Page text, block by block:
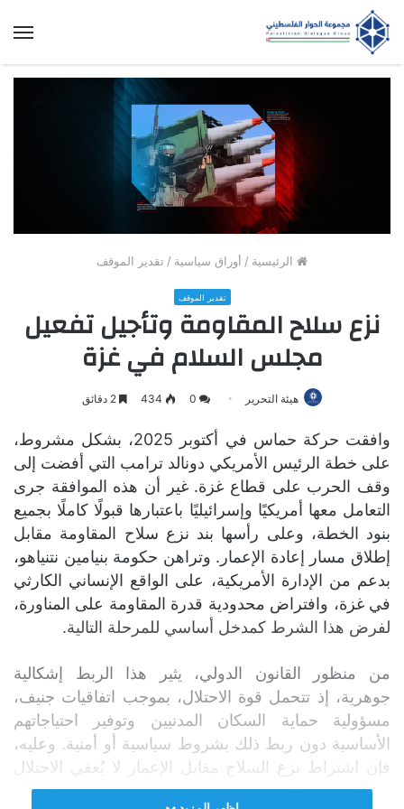
الرئيسية / أوراق سياسية / تقدير الموقف
تقدير الموقف
نزع سلاح المقاومة وتأجيل تفعيل
مجلس السلام في غزة
هيئة التحرير 0
434
وافقت حركة حماس في أكتوبر 2025، بشكل مشروط،
على خطة الرئيس الأمريكي دونالد ترامب التي أفضت إلى
وقف الحرب على قطاع غزة. غير أن هذه الموافقة جرى
التعامل معها أمريكيًا وإسرائيليًا باعتبارها قبولًا كاملًا بجميع
بنود الخطة، وعلى رأسها بند نزع سلاح المقاومة مقابل
إطلاق مسار إعادة الإعمار. وتراهن حكومة بنيامين نتنياهو،
بدعم من الإدارة الأمريكية، على الواقع الإنساني الكارثي
في غزة، وافتراض محدودية قدرة المقاومة على المناورة،
لفرض هذا الشرط كمدخل أساسي للمرحلة التالية.
من منظور القانون الدولي، يثير هذا الربط إشكالية
جوهرية، إذ تتحمل قوة الاحتلال، بموجب اتفاقيات جنيف،
مسؤولية حماية السكان المدنيين وتوفير احتياجاتهم
الأساسية دون ربط ذلك بشروط سياسية أو أمنية. وعليه،
فإن اشتراط نزع السلاح مقابل الإعمار لا يُعفي الاحتلال
من التزاماته القانونية، بل يسهم في إعادة تعريف الإعمار